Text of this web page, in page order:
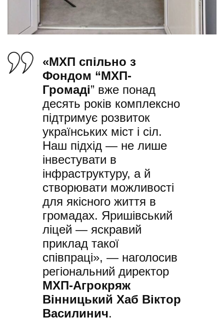
«МХП спільно з
Фондом “МХП-
Громаді” вже понад
десять років комплексно
підтримує розвиток
українських міст і сіл.
Наш підхід — не лише
інвестувати в
інфраструктуру, а й
створювати можливості
для якісного життя в
громадах. Яришівський
ліцей — яскравий
приклад такої
співпраці», — наголосив
регіональний директор
МХП-Агрокряж
Вінницький Хаб Віктор
Василинич.